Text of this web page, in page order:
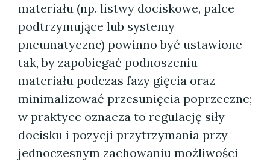
materiału (np. listwy dociskowe, palce
podtrzymujące lub systemy
pneumatyczne) powinno być ustawione
tak, by zapobiegać podnoszeniu
materiału podczas fazy gięcia oraz
minimalizować przesunięcia poprzeczne;
w praktyce oznacza to regulację siły
docisku i pozycji przytrzymania przy
jednoczesnym zachowaniu możliwości